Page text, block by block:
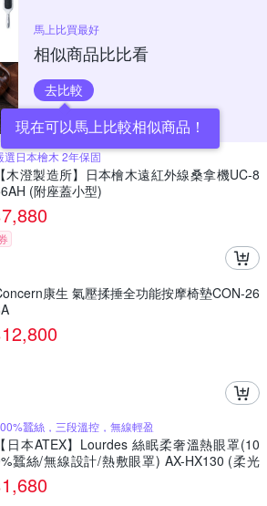
馬上比買最好
相似商品比比看
去比較
現在可以馬上比較相似商品！
選日本檜木 2年保固
【木澄製造所】日本檜木遠紅外線桑拿機UC-8
(附座蓋小型)
7,880
康生 氣壓揉捶全功能按摩椅墊CON-26
12,800
蠶絲，三段溫控，無線輕盈
【日本ATEX】Lourdes 絲眠柔奢溫熱眼罩(10
蠶絲/無線設計/熱敷眼罩) AX-HX130 (柔光
/夜幕黑/香檳金)
1,680